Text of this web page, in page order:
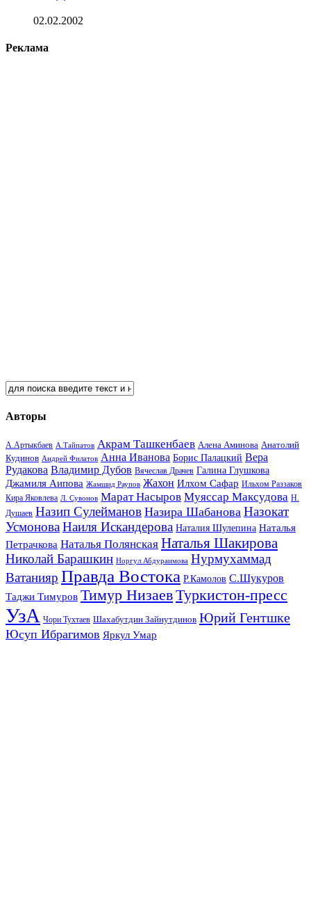
02.02.2002
Реклама
Авторы
А.Артыкбаев А.Тайпатов Акрам Ташкенбаев Алена Аминова Анатолий
Кудинов Андрей Филатов Анна Иванова Борис Палацкий Вера
Рудакова Владимир Дубов Вячеслав Драчев Галина Глушкова
Джамиля Аипова Жамшид Раупов Жахон Илхом Сафар Ильхом Раззаков
Кира Яковлева Л. Сувонов Марат Насыров Муяссар Максудова Н.
Душаев Назип Сулейманов Назира Шабанова Назокат
УсмоноваНаиля Искандерова Наталия Шулепина Наталья
Петрачкова Наталья Полянская Наталья Шакирова
Николай Барашкин Норгул Абдураимова Нурмухаммад
Ватанияр Правда Востока Р.Камолов С.Шукуров
Таджи Тимуров Тимур НизаевТуркистон-пресс
УзА Чори Тухтаев Шахабутдин Зайнутдинов Юрий Гентшке
Юсуп Ибрагимов Яркул Умар